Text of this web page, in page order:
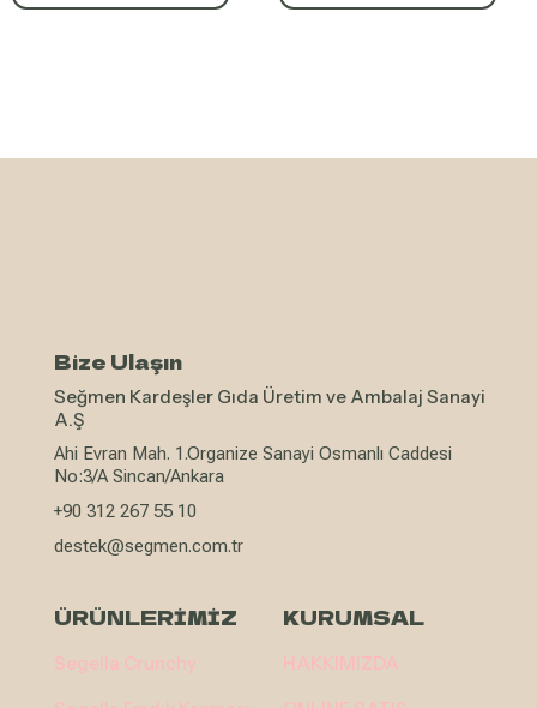
Bize Ulaşın
Seğmen Kardeşler Gıda Üretim ve Ambalaj Sanayi
A.Ş
Ahi Evran Mah. 1.Organize Sanayi Osmanlı Caddesi
No:3/A Sincan/Ankara
+90 312 267 55 10
destek@segmen.com.tr
ÜRÜNLERİMİZ
Segella Crunchy
KURUMSAL
HAKKIMIZDA